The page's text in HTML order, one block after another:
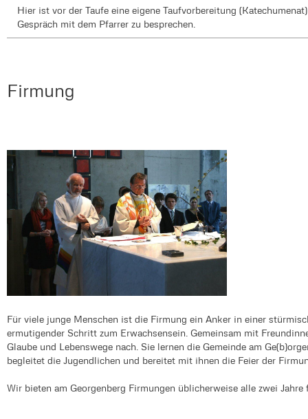
Hier ist vor der Taufe eine eigene Taufvorbereitung
Gespräch mit dem Pfarrer zu besprechen.
Firmung
Für viele junge Menschen ist die Firmung ein Anker in einer
ermutigender Schritt zum Erwachsensein. Gemeinsam mit
Glaube und Lebenswege nach. Sie lernen die Gemeinde am
begleitet die Jugendlichen und bereitet mit ihnen die Feier der
Wir bieten am Georgenberg Firmungen üblicherweise alle zwei Jahre